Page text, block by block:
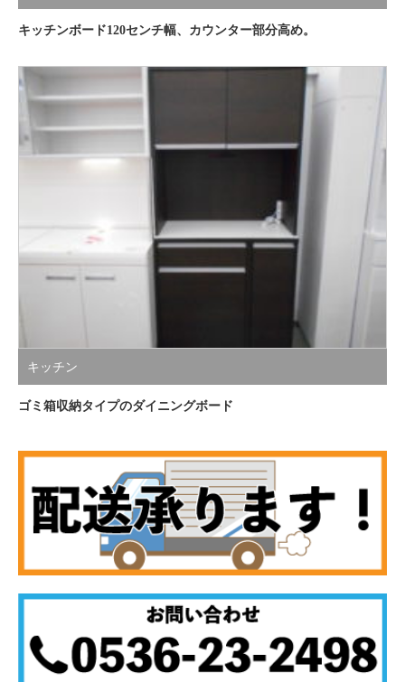
キッチンボード120センチ幅、カウンター部分高め。
キッチン
ゴミ箱収納タイプのダイニングボード